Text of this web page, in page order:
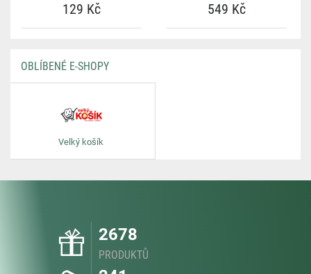
129 Kč 549 Kč
OBLÍBENÉ E-SHOPY
Velký košík
2678
PRODUKTŮ